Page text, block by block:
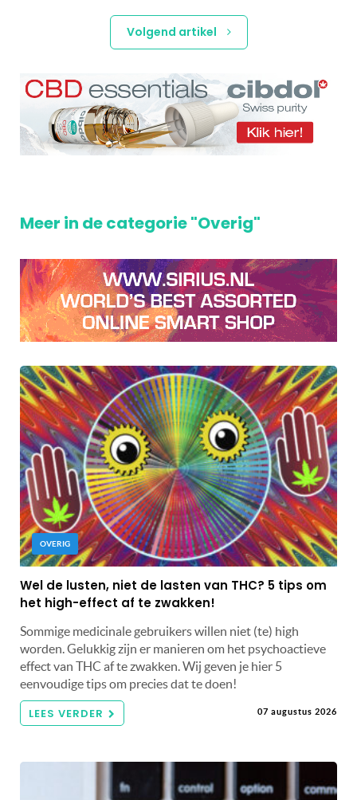
Volgend artikel
Meer in de categorie "Overig"
OVERIG
Wel de lusten, niet de lasten van THC? 5 tips om
het high-effect af te zwakken!
Sommige medicinale gebruikers willen niet (te) high
worden. Gelukkig zijn er manieren om het psychoactieve
effect van THC af te zwakken. Wij geven je hier 5
eenvoudige tips om precies dat te doen!
LEES VERDER 07 augustus 2026